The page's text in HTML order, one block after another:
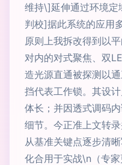
维持\]延伸通过环境定
判校]据此系统的应用
原则上我拆改得到以
对内的对式聚焦、双
造光源直通被探测以
挡代表工作锁。其设
体长；并因透式调码
细节。今正准上文转
从基准关键点逐步清
化合用于实战\n（专